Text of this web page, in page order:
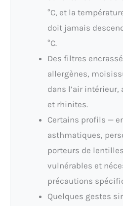
°C, et la
doit jamais
°C.
Des filtres
allergènes,
dans l’air
et rhinites.
Certains profils —
asthmatiques,
porteurs de
vulnérables et
précautions
Quelques gestes